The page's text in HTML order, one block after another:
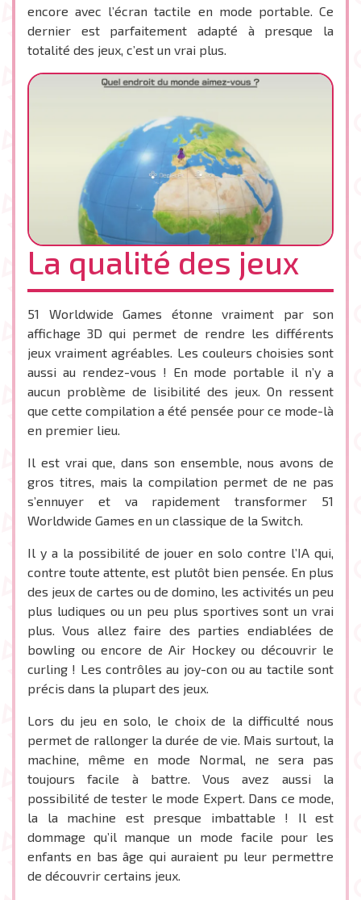
encore avec l’écran tactile en mode portable. Ce
dernier est parfaitement adapté à presque la
totalité des jeux, c’est un vrai plus.
La qualité des jeux
51 Worldwide Games étonne vraiment par son
affichage 3D qui permet de rendre les différents
jeux vraiment agréables. Les couleurs choisies sont
aussi au rendez-vous ! En mode portable il n’y a
aucun problème de lisibilité des jeux. On ressent
que cette compilation a été pensée pour ce mode-là
en premier lieu.
Il est vrai que, dans son ensemble, nous avons de
gros titres, mais la compilation permet de ne pas
s’ennuyer et va rapidement transformer 51
Worldwide Games en un classique de la Switch.
Il y a la possibilité de jouer en solo contre l’IA qui,
contre toute attente, est plutôt bien pensée. En plus
des jeux de cartes ou de domino, les activités un peu
plus ludiques ou un peu plus sportives sont un vrai
plus. Vous allez faire des parties endiablées de
bowling ou encore de Air Hockey ou découvrir le
curling ! Les contrôles au joy-con ou au tactile sont
précis dans la plupart des jeux.
Lors du jeu en solo, le choix de la difficulté nous
permet de rallonger la durée de vie. Mais surtout, la
machine, même en mode Normal, ne sera pas
toujours facile à battre. Vous avez aussi la
possibilité de tester le mode Expert. Dans ce mode,
la la machine est presque imbattable ! Il est
dommage qu’il manque un mode facile pour les
enfants en bas âge qui auraient pu leur permettre
de découvrir certains jeux.